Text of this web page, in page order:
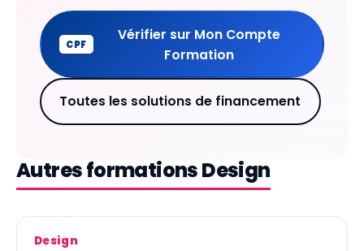
CPF
Vérifier sur Mon Compte
Formation
Toutes les solutions de financement
Autres formations Design
Design